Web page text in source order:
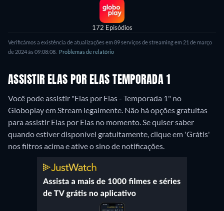
172 Episódios
Verificámos a existência de atualizações em 89 serviços de streaming em 21 de março
de 2024 às 09:08:08.
Problemas de relatório
ASSISTIR ELAS POR ELAS TEMPORADA 1
Você pode assistir "Elas por Elas - Temporada 1" no
Globoplay em Stream legalmente. Não há opções gratuitas
para assistir Elas por Elas no momento. Se quiser saber
quando estiver disponível gratuitamente, clique em 'Grátis'
nos filtros acima e ative o sino de notificações.